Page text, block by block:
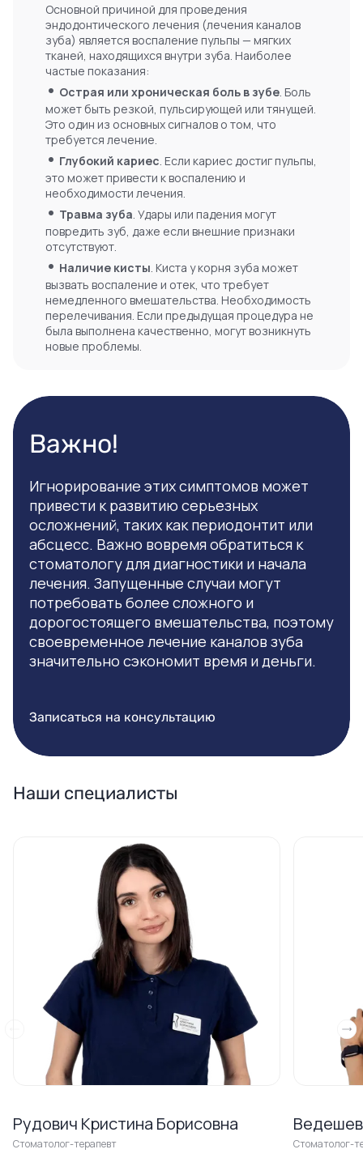
Основной причиной для проведения
эндодонтического лечения (лечения каналов
зуба) является воспаление пульпы — мягких
тканей, находящихся внутри зуба. Наиболее
частые показания:
• Острая или хроническая боль в зубе. Боль
может быть резкой, пульсирующей или тянущей.
Это один из основных сигналов о том, что
требуется лечение.
• Глубокий кариес. Если кариес достиг пульпы,
это может привести к воспалению и
необходимости лечения.
• Травма зуба. Удары или падения могут
повредить зуб, даже если внешние признаки
отсутствуют.
• Наличие кисты. Киста у корня зуба может
вызвать воспаление и отек, что требует
немедленного вмешательства. Необходимость
перелечивания. Если предыдущая процедура не
была выполнена качественно, могут возникнуть
новые проблемы.
Важно!
Игнорирование этих симптомов может
привести к развитию серьезных
осложнений, таких как периодонтит или
абсцесс. Важно вовремя обратиться к
стоматологу для диагностики и начала
лечения. Запущенные случаи могут
потребовать более сложного и
дорогостоящего вмешательства, поэтому
своевременное лечение каналов зуба
значительно сэкономит время и деньги.
Записаться на консультацию
Наши специалисты
Рудович Кристина Борисовна
Стоматолог-терапевт Стоматолог-